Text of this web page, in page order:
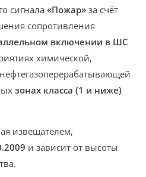
сигнала «Пожар» за счёт
сопротивления
включении в ШС
химической,
зонах класса (1 и ниже)
извещателем,
и зависит от высоты